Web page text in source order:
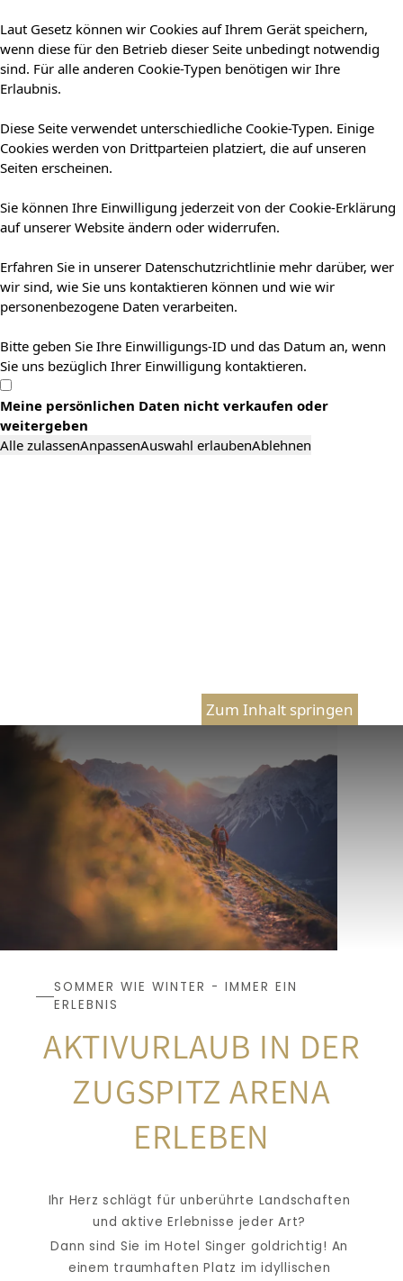
Laut Gesetz können wir Cookies auf Ihrem Gerät speichern,
wenn diese für den Betrieb dieser Seite unbedingt notwendig
sind. Für alle anderen Cookie-Typen benötigen wir Ihre
Erlaubnis.
Diese Seite verwendet unterschiedliche Cookie-Typen. Einige
Cookies werden von Drittparteien platziert, die auf unseren
Seiten erscheinen.
Sie können Ihre Einwilligung jederzeit von der Cookie-Erklärung
auf unserer Website ändern oder widerrufen.
Erfahren Sie in unserer Datenschutzrichtlinie mehr darüber, wer
wir sind, wie Sie uns kontaktieren können und wie wir
personenbezogene Daten verarbeiten.
Bitte geben Sie Ihre Einwilligungs-ID und das Datum an, wenn
Sie uns bezüglich Ihrer Einwilligung kontaktieren.
Meine persönlichen Daten nicht verkaufen oder
weitergeben
Alle zulassenAnpassenAuswahl erlaubenAblehnen
Zum Inhalt springen
SOMMER WIE WINTER - IMMER EIN
ERLEBNIS
AKTIVURLAUB IN DER
ZUGSPITZ ARENA
ERLEBEN
Ihr Herz schlägt für unberührte Landschaften
und aktive Erlebnisse jeder Art?
Dann sind Sie im Hotel Singer goldrichtig! An
einem traumhaften Platz im idyllischen